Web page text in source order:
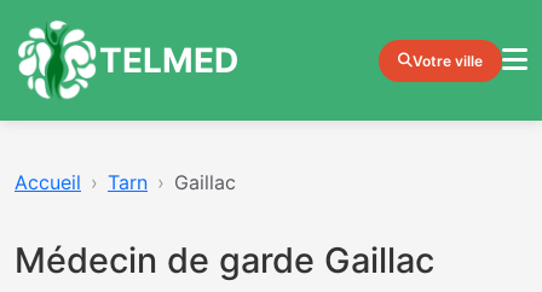
TELMED Votre ville
Accueil Tarn Gaillac
Médecin de garde Gaillac